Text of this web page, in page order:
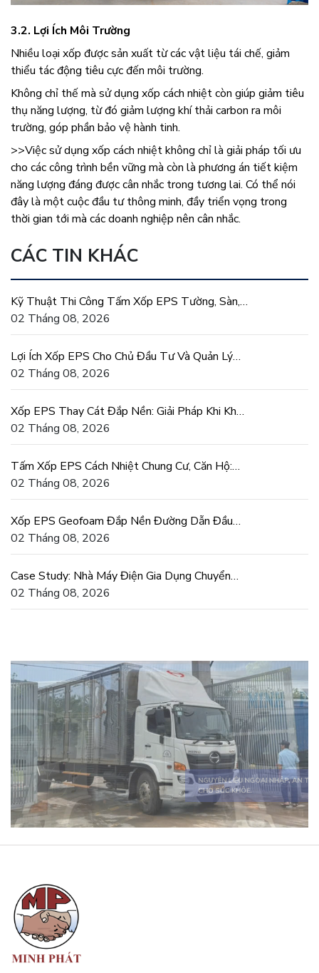
3.2. Lợi Ích Môi Trường
Nhiều loại xốp được sản xuất từ các vật liệu tái chế, giảm
thiểu tác động tiêu cực đến môi trường.
Không chỉ thế mà sử dụng xốp cách nhiệt còn giúp giảm tiêu
thụ năng lượng, từ đó giảm lượng khí thải carbon ra môi
trường, góp phần bảo vệ hành tinh.
>>Việc sử dụng xốp cách nhiệtkhông chỉ là giải pháp tối ưu
cho các công trình bền vững mà còn là phương án tiết kiệm
năng lượng đáng được cân nhắc trong tương lai. Có thể nói
đây là một cuộc đầu tư thông minh, đầy triển vọng trong
thời gian tới mà các doanh nghiệp nên cân nhắc.
CÁC TIN KHÁC
Kỹ Thuật Thi Công Tấm Xốp EPS Tường, Sàn,
Mái Đúng Chuẩn
02 Tháng 08, 2026
Lợi Ích Xốp EPS Cho Chủ Đầu Tư Và Quản Lý
Dự Án Xây Dựng
02 Tháng 08, 2026
Xốp EPS Thay Cát Đắp Nền: Giải Pháp Khi Khan
Hiếm Cát San Lấp
02 Tháng 08, 2026
Tấm Xốp EPS Cách Nhiệt Chung Cư, Căn Hộ:
Tiết Kiệm Điện Thật
02 Tháng 08, 2026
Xốp EPS Geofoam Đắp Nền Đường Dẫn Đầu
Cầu Chống Lún Lệch
02 Tháng 08, 2026
Case Study: Nhà Máy Điện Gia Dụng Chuyển
Sang Khuôn Xốp EPS
02 Tháng 08, 2026
SẢN PHẨM ĐA DẠNG, ĐÁP ỨNG MỌI
NHU CẦU.